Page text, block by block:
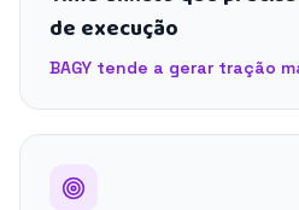
de execução
BAGY tende a gerar tração